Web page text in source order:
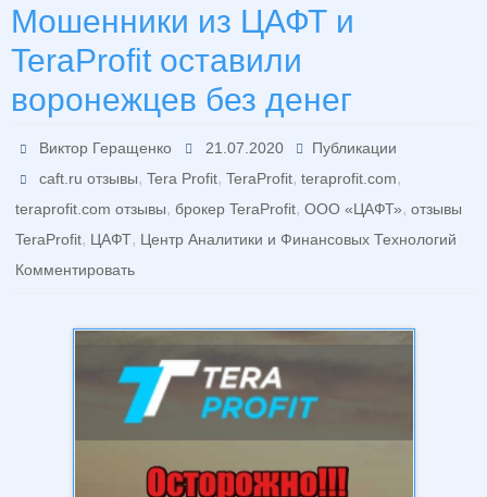
Мошенники из ЦАФТ и
TeraProfit оставили
воронежцев без денег
Виктор Геращенко 21.07.2020
Публикации
caft.ru отзывы,Tera Profit,TeraProfit,teraprofit.com,
teraprofit.com отзывы, брокер TeraProfit, ООО «ЦАФТ», отзывы
TeraProfit, ЦАФТ, Центр Аналитики и Финансовых Технологий
Комментировать